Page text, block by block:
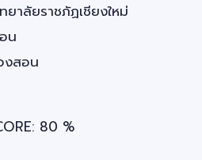
ยาลัยราชภัฏเชียงใหม่
น
งสอน
80 %